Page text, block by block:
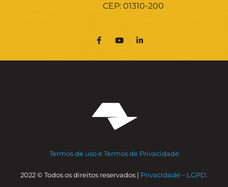
CEP: 01310-200
Termos de uso e Termos de Privacidade
2022 © Todos os direitos reservados | Privacidade – LGPD.